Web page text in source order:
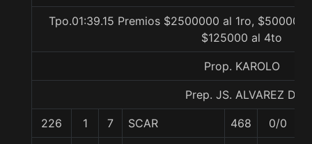
Tpo.01:39.15 Premios $2500000 al 1ro,
$125000 al 4to
Prop. KAROLO
Prep. JS. ALVAREZ D.
226 1 7 SCAR 468 0/0